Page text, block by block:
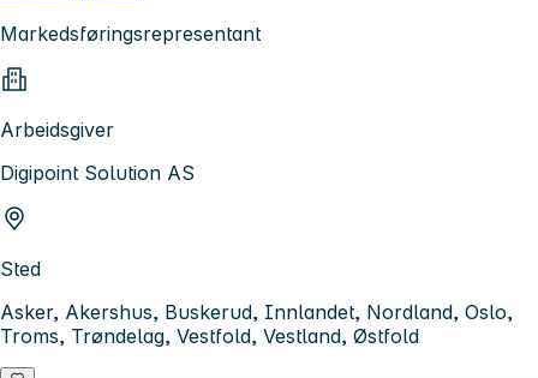
Markedsføringsrepresentant
Arbeidsgiver
Digipoint Solution AS
Sted
Asker, Akershus, Buskerud, Innlandet, Nordland, Oslo,
Troms, Trøndelag, Vestfold, Vestland, Østfold